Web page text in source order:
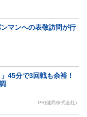
マンへの表敬訪問が行
45分で3回戦も余裕！
PR(健商株式会社)